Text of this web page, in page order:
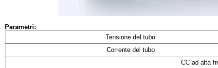
Parametri:
Tensione del tubo
Corrente del tubo
CC ad alta